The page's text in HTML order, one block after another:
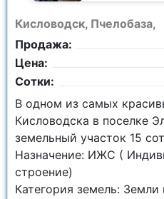
Кисловодск, Пчелобаза,
Продажа:
Цена:
Сотки:
В одном из самых
Кисловодска в поселке
земельный участок 15
Назначение: ИЖС (
строение)
Категория земель: Земли